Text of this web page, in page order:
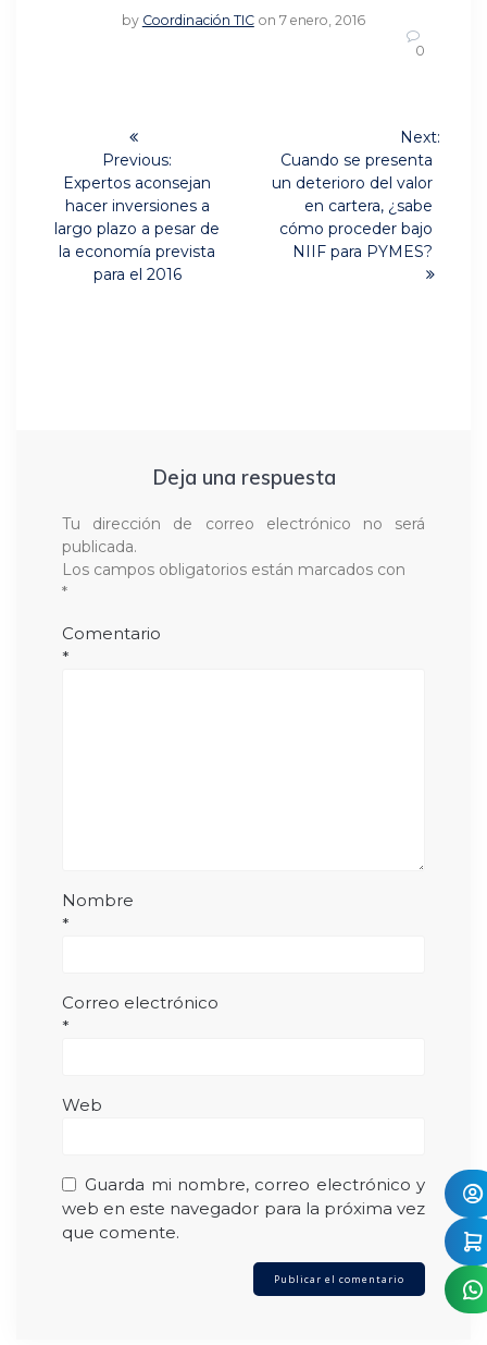
by Coordinación TIC on 7 enero, 2016
0
Navegación
entradas
Previous:
Previous
post:
Expertos aconsejan
hacer inversiones a
largo plazo a pesar de
la economía prevista
para el 2016
Next:
Next
post:
Cuando se presenta
un deterioro del valor
en cartera, ¿sabe
cómo proceder bajo
NIIF para PYMES?
Deja una respuesta
Tu dirección de correo electrónico no será
publicada.
Los campos obligatorios están marcados con
*
Comentario
*
Nombre
*
Correo electrónico
*
Web
Guarda mi nombre, correo electrónico y
web en este navegador para la próxima vez
que comente.